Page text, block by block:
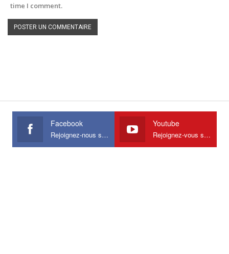
time I comment.
Facebook
Rejoignez-nous sur Facebook
Youtube
Rejoignez-vous sur Youtube